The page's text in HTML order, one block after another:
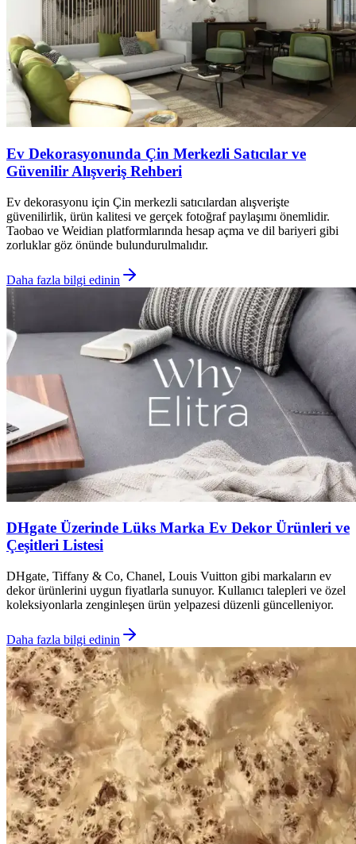
Ev Dekorasyonunda Çin Merkezli Satıcılar ve
Güvenilir Alışveriş Rehberi
Ev dekorasyonu için Çin merkezli satıcılardan alışverişte
güvenilirlik, ürün kalitesi ve gerçek fotoğraf paylaşımı önemlidir.
Taobao ve Weidian platformlarında hesap açma ve dil bariyeri gibi
zorluklar göz önünde bulundurulmalıdır.
Daha fazla bilgi edinin
DHgate Üzerinde Lüks Marka Ev Dekor Ürünleri ve
Çeşitleri Listesi
DHgate, Tiffany & Co, Chanel, Louis Vuitton gibi markaların ev
dekor ürünlerini uygun fiyatlarla sunuyor. Kullanıcı talepleri ve özel
koleksiyonlarla zenginleşen ürün yelpazesi düzenli güncelleniyor.
Daha fazla bilgi edinin